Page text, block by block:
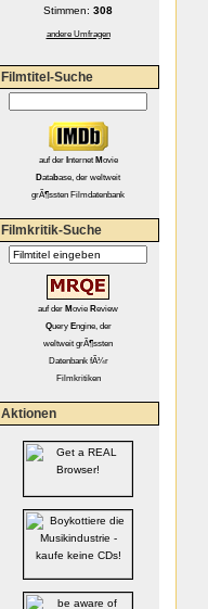
Stimmen: 308
andere Umfragen
Filmtitel-Suche
aufder Internet Movie
Database, der weltweit
grÃ¶ssten Filmdatenbank
Filmkritik-Suche
auf der Movie Review
Query Engine, der
weltweit grÃ¶ssten
Datenbank fÃ¼r
Filmkritiken
Aktionen